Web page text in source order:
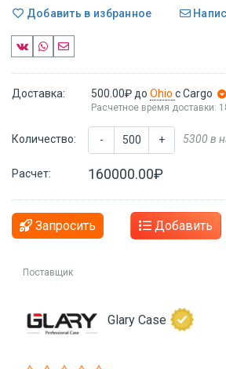
Добавить в избранное
Доставка: 500.00₽ до Ohio с Cargo
Расчетное время доставки:
Количество: - + 5300 в
Расчет: 160000.00₽
Запросить Добавить
Поставщик
Glary Case